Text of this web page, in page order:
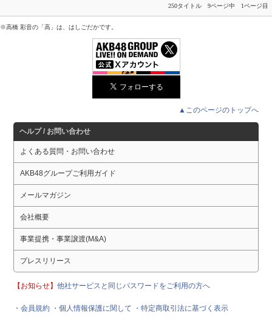
250タイトル 9ページ中 1ページ目
※高橋 彩音の「高」は、はしごだかです。
▲このページのトップへ
ヘルプ / お問い合わせ
よくある質問・お問い合わせ
AKB48グループご利用ガイド
メールマガジン
会社概要
事業提携・事業譲渡(M&A)
プレスリリース
【お知らせ】他社サービスと同じパスワードをご利用の方へ
・会員規約 ・個人情報保護に関して ・特定商取引法に基づく表示